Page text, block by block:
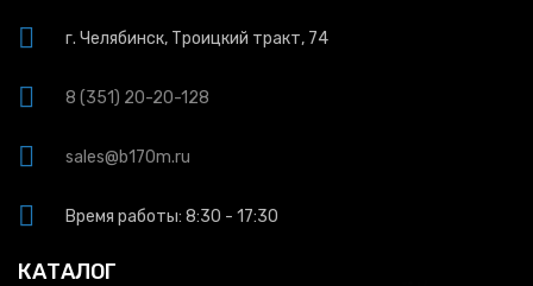
г. Челябинск, Троицкий тракт, 74
8 (351) 20-20-128
sales@b170m.ru
Время работы: 8:30 - 17:30
КАТАЛОГ